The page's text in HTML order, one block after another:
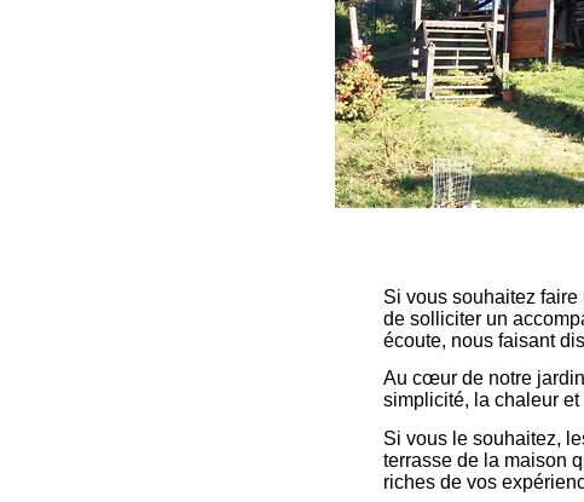
Si vous souhaitez
de solliciter un
écoute, nous faisant
Au cœur de notre
simplicité, la chaleur
Si vous le souhaitez,
terrasse de la maison
riches de vos